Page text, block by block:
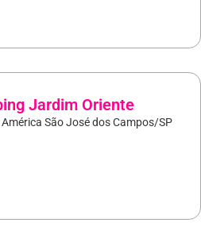
Jardim Oriente
São José dos Campos/SP